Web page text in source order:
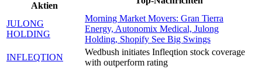
Aktien
JULONG
HOLDING
Morning Market Movers: Gran Tierra
Energy, Autonomix Medical, Julong
Holding, Shopify See Big Swings
INFLEQTION
Wedbush initiates Infleqtion stock coverage
with outperform rating